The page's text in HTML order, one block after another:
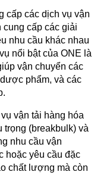
cấp các dịch vụ vận
cấp các giải
nhu cầu khác nhau
nổi bật của ONE là
vận chuyển các
phẩm, và các
vận tải hàng hóa
(breakbulk) và
nhu cầu vận
hoặc yêu cầu đặc
chất lượng mà còn